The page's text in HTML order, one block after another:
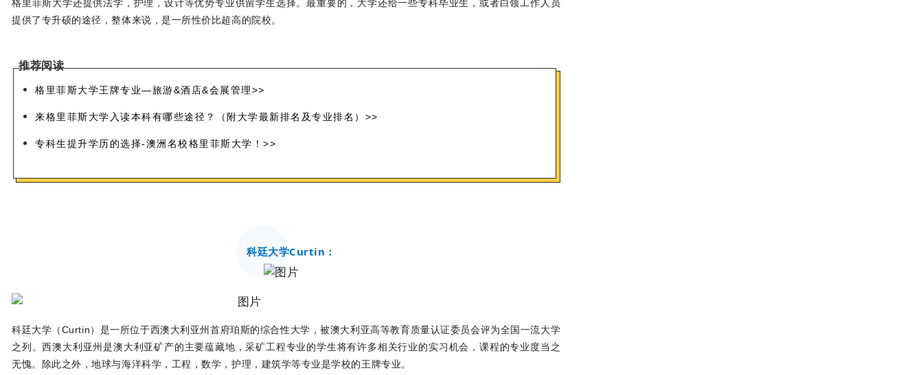
格里菲斯大学还提供法学，护理，设计等优势专业供留学生选择。最重要的，大学还给一些专科毕业生，或者白领工作人员
提供了专升硕的途径，整体来说，是一所性价比超高的院校。
推荐阅读
格里菲斯大学王牌专业—旅游&酒店&会展管理>>
来格里菲斯大学入读本科有哪些途径？（附大学最新排名及专业排名）>>
专科生提升学历的选择-澳洲名校格里菲斯大学！>>
科廷大学Curtin：
科廷大学（Curtin）是一所位于西澳大利亚州首府珀斯的综合性大学，被澳大利亚高等教育质量认证委员会评为全国一流大学
之列。西澳大利亚州是澳大利亚矿产的主要蕴藏地，采矿工程专业的学生将有许多相关行业的实习机会，课程的专业度当之
无愧。除此之外，地球与海洋科学，工程，数学，护理，建筑学等专业是学校的王牌专业。